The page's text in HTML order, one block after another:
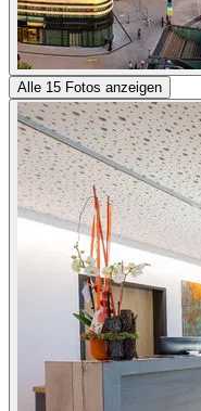
Alle 15 Fotos anzeigen